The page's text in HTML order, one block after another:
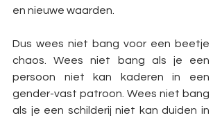
en nieuwe waarden.
Dus wees niet bang voor een beetje
chaos. Wees niet bang als je een
persoon niet kan kaderen in een
gender-vast patroon. Wees niet bang
als je een schilderij niet kan duiden in